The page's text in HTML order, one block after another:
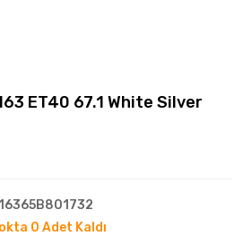
ET40 67.1 White Silver
0 Adet Kaldı